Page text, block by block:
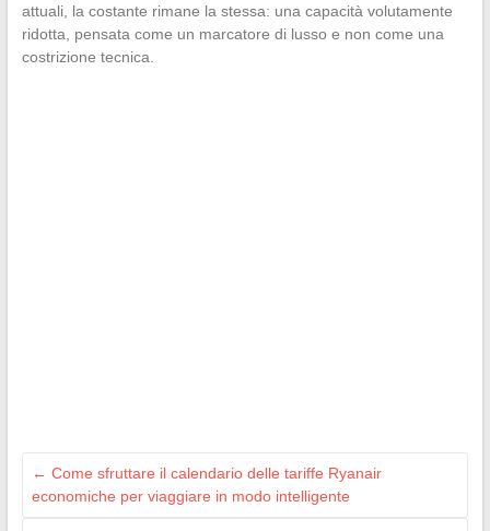
attuali, la costante rimane la stessa: una capacità volutamente
ridotta, pensata come un marcatore di lusso e non come una
costrizione tecnica.
← Come sfruttare il calendario delle tariffe Ryanair
economiche per viaggiare in modo intelligente